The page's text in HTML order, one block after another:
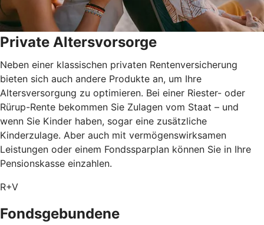
Private Altersvorsorge
Neben einer klassischen privaten Rentenversicherung
bieten sich auch andere Produkte an, um Ihre
Altersversorgung zu optimieren. Bei einer Riester- oder
Rürup-Rente bekommen Sie Zulagen vom Staat – und
wenn Sie Kinder haben, sogar eine zusätzliche
Kinderzulage. Aber auch mit vermögenswirksamen
Leistungen oder einem Fondssparplan können Sie in Ihre
Pensionskasse einzahlen.
R+V
Fondsgebundene